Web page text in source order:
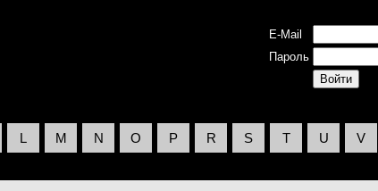
E-Mail
Пароль
L M N O P R S T U V